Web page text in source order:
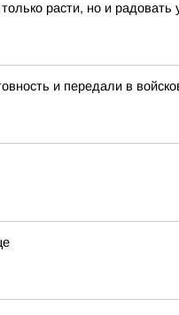
расти, но и радовать
и передали в